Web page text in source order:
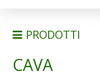
PRODOTTI
SCALE
CAVA